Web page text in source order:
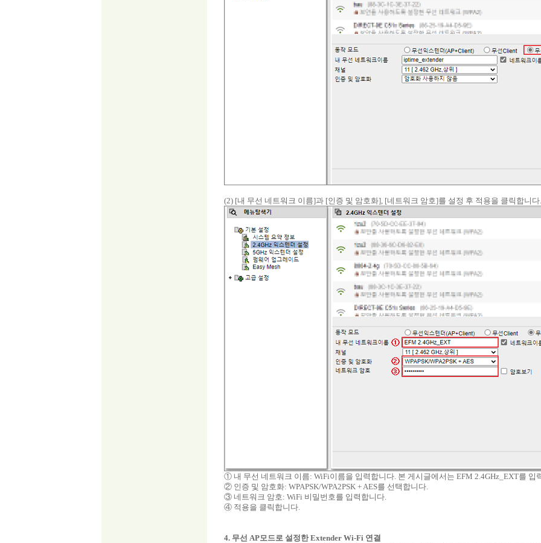
(2) [내 무선 네트워크 이름]과 [인증 및 암호화], [네트워크 암호]를 설정 후 적용을 클릭합니다
① 내 무선 네트워크 이름: WiFi이름을 입력합니다. 본 게시글에서는 EFM 2.4GHz_EXT를 입
② 인증 및 암호화: WPAPSK/WPA2PSK + AES를 선택합니다.
③ 네트워크 암호: WiFi 비밀번호를 입력합니다.
④ 적용을 클릭합니다.
4. 무선 AP모드로 설정한 Extender Wi-Fi 연결